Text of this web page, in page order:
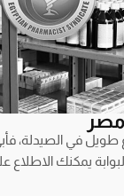
مصر
طويل في الصيدلة،
يمكنك الاطلاع